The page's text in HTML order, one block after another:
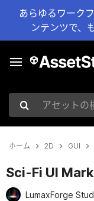
あらゆるワーク
ンテンツで、
アセットの検索
ホーム 2D GUI
Sci-Fi UI
LumaxForge